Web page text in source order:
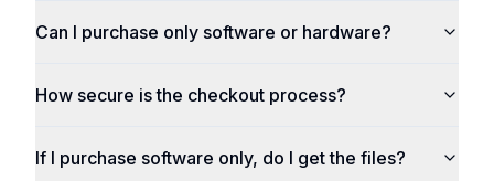
Can I purchase only software or hardware?
How secure is the checkout process?
If I purchase software only, do I get the files?